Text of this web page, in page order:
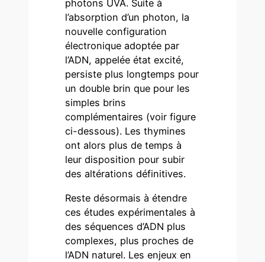
photons UVA. Suite à
l’absorption d’un photon, la
nouvelle configuration
électronique adoptée par
l’ADN, appelée état excité,
persiste plus longtemps pour
un double brin que pour les
simples brins
complémentaires (voir figure
ci-dessous). Les thymines
ont alors plus de temps à
leur disposition pour subir
des altérations définitives.
Reste désormais à étendre
ces études expérimentales à
des séquences d’ADN plus
complexes, plus proches de
l’ADN naturel. Les enjeux en